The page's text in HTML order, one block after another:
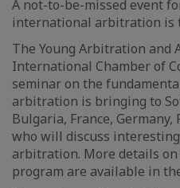
A not-to-be-missed event
international arbitration is
The Young Arbitration and
International Chamber of
seminar on the
arbitration is bringing to
Bulgaria, France,
who will discuss
arbitration. More details
program are available in